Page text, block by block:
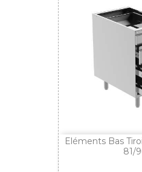
Eléments Bas
81/